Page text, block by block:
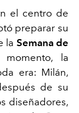
el centro de
preparar su
la Semana de
la
era: Milán,
de su
diseñadores,